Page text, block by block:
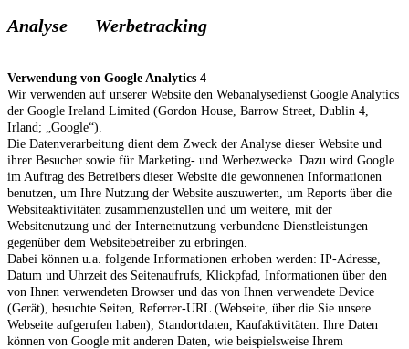
Analyse Werbetracking
Verwendung von Google Analytics 4
Wir verwenden auf unserer Website den Webanalysedienst Google Analytics
der Google Ireland Limited (Gordon House, Barrow Street, Dublin 4,
Irland; „Google“).
Die Datenverarbeitung dient dem Zweck der Analyse dieser Website und
ihrer Besucher sowie für Marketing- und Werbezwecke. Dazu wird Google
im Auftrag des Betreibers dieser Website die gewonnenen Informationen
benutzen, um Ihre Nutzung der Website auszuwerten, um Reports über die
Websiteaktivitäten zusammenzustellen und um weitere, mit der
Websitenutzung und der Internetnutzung verbundene Dienstleistungen
gegenüber dem Websitebetreiber zu erbringen.
Dabei können u.a. folgende Informationen erhoben werden: IP-Adresse,
Datum und Uhrzeit des Seitenaufrufs, Klickpfad, Informationen über den
von Ihnen verwendeten Browser und das von Ihnen verwendete Device
(Gerät), besuchte Seiten, Referrer-URL (Webseite, über die Sie unsere
Webseite aufgerufen haben), Standortdaten, Kaufaktivitäten. Ihre Daten
können von Google mit anderen Daten, wie beispielsweise Ihrem